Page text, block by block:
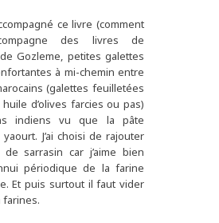
ce livre (comment
des livres de
Gozleme, petites galettes
à mi-chemin entre
(galettes feuilletées
d’olives farcies ou pas)
indiens vu que la pâte
J’ai choisi de rajouter
sarrasin car j’aime bien
périodique de la farine
Et puis surtout il faut vider
farines.